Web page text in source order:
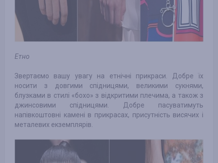
Етно
Звертаємо вашу увагу на етнічні прикраси. Добре їх
носити з довгими спідницями, великими сукнями,
блузками в стилі «бохо» з відкритими плечима, а також з
джинсовими спідницями. Добре пасуватимуть
напівкоштовні камені в прикрасах, присутність висячих і
металевих екземплярів.